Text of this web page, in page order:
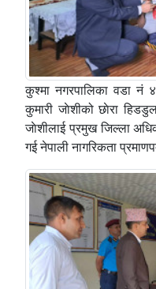
कुश्मा नगरपालिका वडा नं
कुमारी जाेशीको छाेरा
जाेशीलाई प्रमुख जिल्ला
गई नेपाली नागरिकता